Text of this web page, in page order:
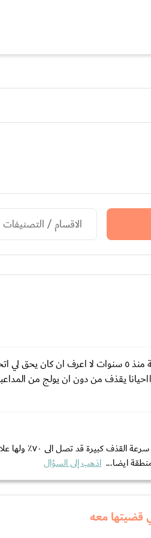
الاقسام / التصنيفات
السلام عليكم هل يمكن علاج سرعة القذف نهائيا انا سيدة
يقذف من دون ان يولج من
بالنسبة لسؤالك هل
ايضا... اذهب إلى السؤال
قضيتها معه